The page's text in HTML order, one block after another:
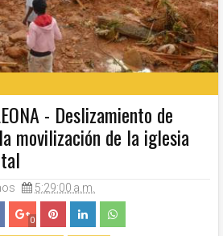
- Deslizamiento de
movilización de la iglesia
5:29:00 a.m.
0